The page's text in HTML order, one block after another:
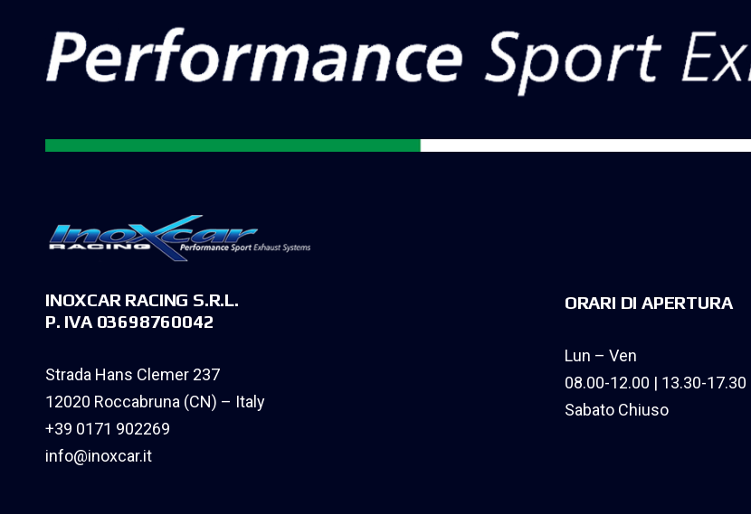
INOXCAR RACING S.R.L.
P. IVA 03698760042
Strada Hans Clemer 237
12020 Roccabruna (CN) – Italy
+39 0171 902269
info@inoxcar.it
ORARI DI APERTURA
Lun – Ven
08.00-12.00 | 13.30-17.30
Sabato Chiuso